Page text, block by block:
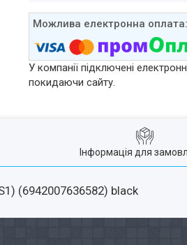
У компанії підключені
покидаючи сайту.
Інформація для
(6942007636582) black